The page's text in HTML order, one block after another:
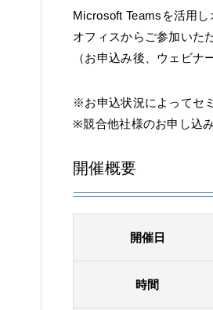
Microsoft Teamsを活用
オフィスからご参加いた
（お申込み後、ウェビナ
※お申込状況によってセ
※競合他社様のお申し込
開催概要
開催日
時間